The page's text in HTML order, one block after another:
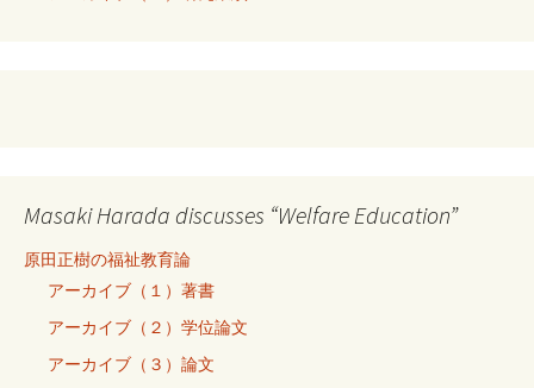
Masaki Harada discusses “Welfare Education”
原田正樹の福祉教育論
アーカイブ（１）著書
アーカイブ（２）学位論文
アーカイブ（３）論文